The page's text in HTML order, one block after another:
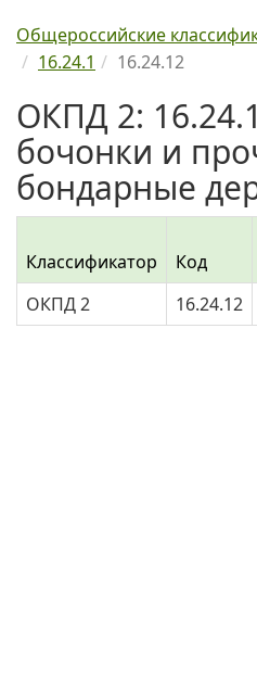
Общероссийские
16.24.1
16.24.12
ОКПД 2:
бочонки и
бондарные
Классификатор Код
ОКПД 2
16.24.12